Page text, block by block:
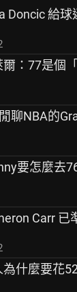
Doncic 給球
爾：77是個
聊NBA的
要怎麼去
Carr 已
為什麼要花